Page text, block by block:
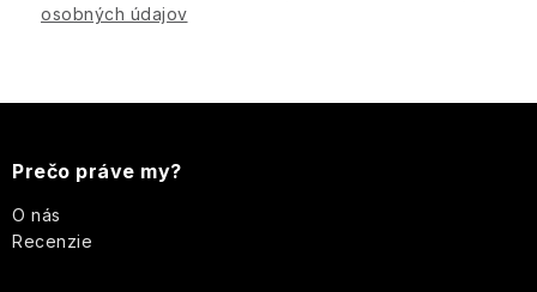
s
osobných údajov
á
p
Prečo práve my?
O nás
Recenzie